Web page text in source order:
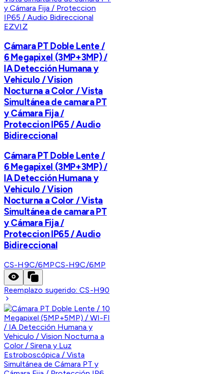
EZVIZ
Cámara PT Doble Lente /
6 Megapixel (3MP+3MP) /
IA Detección Humana y
Vehiculo / Vision
Nocturna a Color / Vista
Simultánea de camara PT
y Cámara Fija /
Proteccion IP65 / Audio
Bidireccional
Cámara PT Doble Lente /
6 Megapixel (3MP+3MP) /
IA Detección Humana y
Vehiculo / Vision
Nocturna a Color / Vista
Simultánea de camara PT
y Cámara Fija /
Proteccion IP65 / Audio
Bidireccional
CS-H9C/6MPCS-H9C/6MP
Reemplazo sugerido:CS-H90